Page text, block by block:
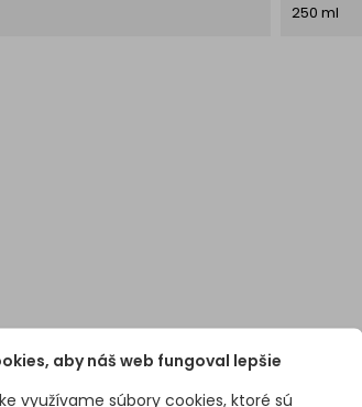
250 ml
aby náš web fungoval lepšie
využívame súbory cookies, ktoré sú